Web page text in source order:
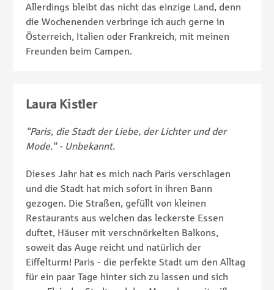
Allerdings bleibt das nicht das einzige Land, denn
die Wochenenden verbringe ich auch gerne in
Österreich, Italien oder Frankreich, mit meinen
Freunden beim Campen.
Laura Kistler
"Paris, die Stadt der Liebe, der Lichter und der
Mode." - Unbekannt.
Dieses Jahr hat es mich nach Paris verschlagen
und die Stadt hat mich sofort in ihren Bann
gezogen. Die Straßen, gefüllt von kleinen
Restaurants aus welchen das leckerste Essen
duftet, Häuser mit verschnörkelten Balkons,
soweit das Auge reicht und natürlich der
Eiffelturm! Paris - die perfekte Stadt um den Alltag
für ein paar Tage hinter sich zu lassen und sich